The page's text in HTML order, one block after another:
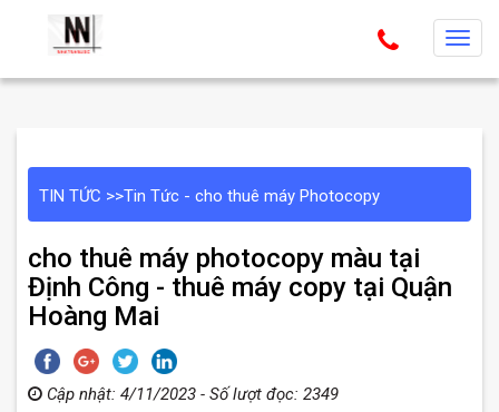
T
TIN TỨC >>Tin Tức - cho thuê máy Photocopy
cho thuê máy photocopy màu tại
Định Công - thuê máy copy tại Quận
Hoàng Mai
Cập nhật: 4/11/2023 - Số lượt đọc: 2349